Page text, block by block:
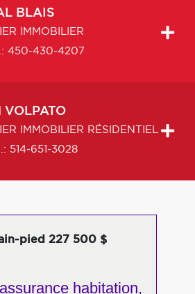
BLAIS
IMMOBILIER
450-430-4207
VOLPATO
IMMOBILIER RÉSIDENTIEL
514-651-3028
pied 227 500 $
habitation,